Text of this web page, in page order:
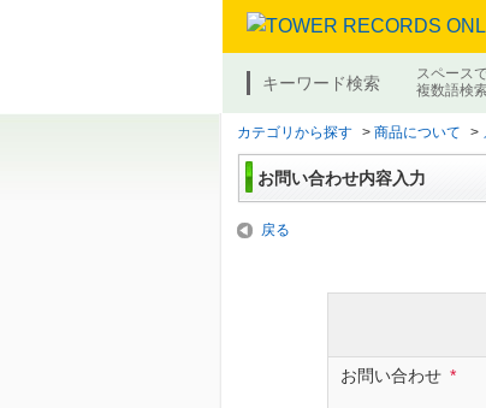
キーワード検索
スペース
複数語検
カテゴリから探す > 商品について >
お問い合わせ内容入力
戻る
お問い合わせ *